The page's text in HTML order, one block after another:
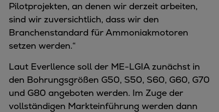
Pilotprojekten, an denen wir derzeit arbeiten,
sind wir zuversichtlich, dass wir den
Branchenstandard für Ammoniakmotoren
setzen werden.“
Laut Everllence soll der ME-LGIA zunächst in
den Bohrungsgrößen G50, S50, S60, G60, G70
und G80 angeboten werden. Im Zuge der
vollständigen Markteinführung werden dann